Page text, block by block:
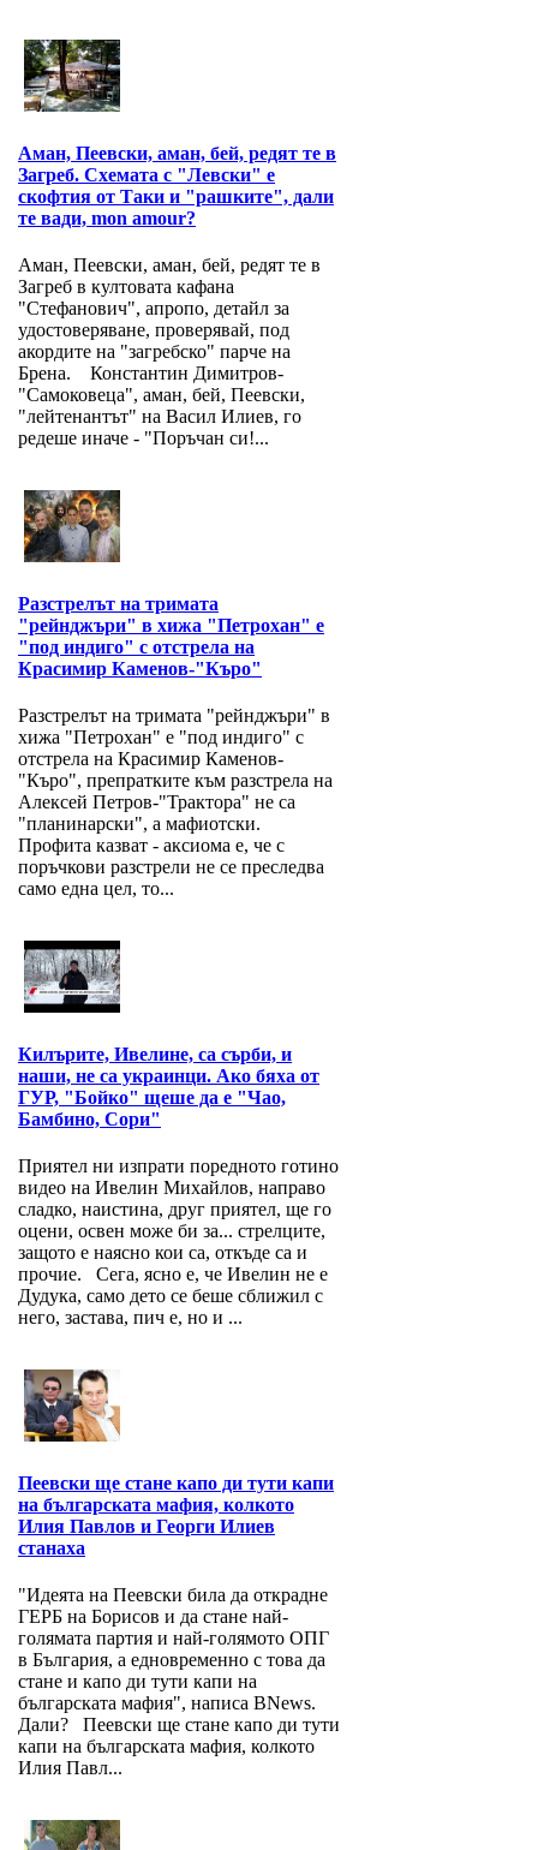
Аман, Пеевски, аман, бей, редят те в
Загреб. Схемата с "Левски" е
скофтия от Таки и "рашките", дали
те вади, mon amour?
Аман, Пеевски, аман, бей, редят те в
Загреб в култовата кафана
"Стефанович", апропо, детайл за
удостоверяване, проверявай, под
акордите на "загребско" парче на
Брена. Константин Димитров-
"Самоковеца", аман, бей, Пеевски,
"лейтенантът" на Васил Илиев, го
редеше иначе - "Поръчан си!...
Разстрелът на тримата
"рейнджъри" в хижа "Петрохан" е
"под индиго" с отстрела на
Красимир Каменов-"Къро"
Разстрелът на тримата "рейнджъри" в
хижа "Петрохан" е "под индиго" с
отстрела на Красимир Каменов-
"Къро", препратките към разстрела на
Алексей Петров-"Трактора" не са
"планинарски", а мафиотски.
Профита казват - аксиома е, че с
поръчкови разстрели не се преследва
само една цел, то...
Килърите, Ивелине, са сърби, и
наши, не са украинци. Ако бяха от
ГУР, "Бойко" щеше да е "Чао,
Бамбино, Сори"
Приятел ни изпрати поредното готино
видео на Ивелин Михайлов, направо
сладко, наистина, друг приятел, ще го
оцени, освен може би за... стрелците,
защото е наясно кои са, откъде са и
прочие. Сега, ясно е, че Ивелин не е
Дудука, само дето се беше сближил с
него, застава, пич е, но и ...
Пеевски ще стане капо ди тути капи
на българската мафия, колкото
Илия Павлов и Георги Илиев
станаха
"Идеята на Пеевски била да открадне
ГЕРБ на Борисов и да стане най-
голямата партия и най-голямото ОПГ
в България, а едновременно с това да
стане и капо ди тути капи на
българската мафия", написа BNews.
Дали? Пеевски ще стане капо ди тути
капи на българската мафия, колкото
Илия Павл...